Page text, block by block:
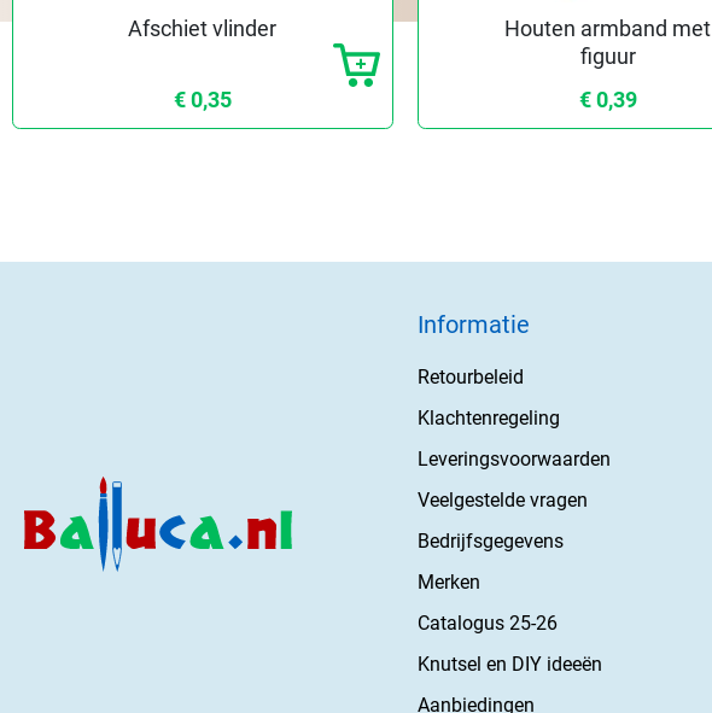
Afschiet vlinder
€ 0,35
Houten armband met
figuur
€ 0,39
Informatie
Retourbeleid
Klachtenregeling
Leveringsvoorwaarden
Veelgestelde vragen
Bedrijfsgegevens
Merken
Catalogus 25-26
Knutsel en DIY ideeën
Aanbiedingen